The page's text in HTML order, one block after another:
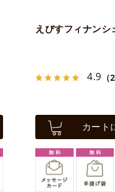
えびすフィナン
4.9
カート